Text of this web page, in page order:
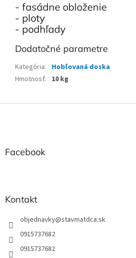
- fasádne obloženie
- ploty
- podhľady
Dodatočné parametre
Kategória:
Hobľovaná doska
Hmotnosť: 10 kg
Facebook
Kontakt
objednavky@stavmatdca.sk
0915737682
0915737682